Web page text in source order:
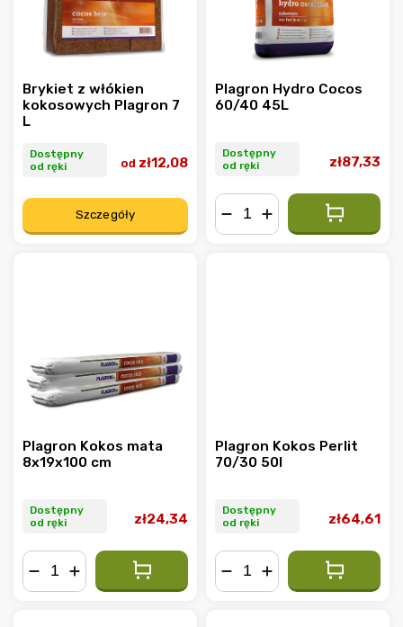
Brykiet z włókien
kokosowych Plagron 7
L
Dostępny
od ręki
od zł12,08
Szczegóły
Plagron Hydro Cocos
60/40 45L
Dostępny
od ręki
zł87,33
Plagron Kokos mata
8x19x100 cm
Dostępny
od ręki
zł24,34
Plagron Kokos Perlit
70/30 50l
Dostępny
od ręki
zł64,61